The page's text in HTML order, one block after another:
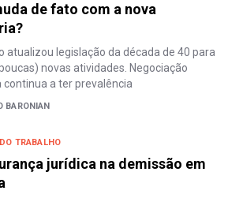
de fato com a nova
atualizou legislação da década de 40 para
novas atividades. Negociação
continua a ter prevalência
BARONIAN
TRABALHO
jurídica na demissão em